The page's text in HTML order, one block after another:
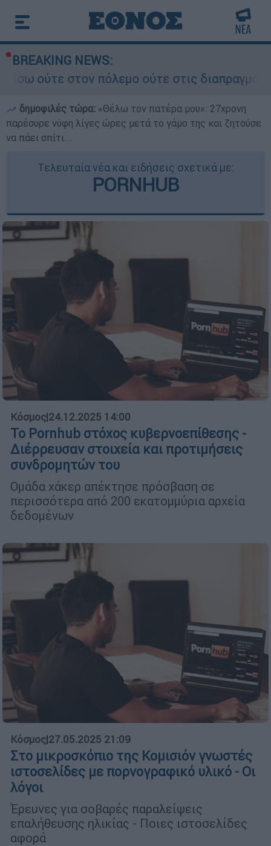
BREAKING NEWS:
πόλεμο ούτε στις διαπραγματεύσεις» - Οι
δημοφιλές τώρα: «Θέλω τον πατέρα μου»: 27χρονη
παρέσυρε νύφη λίγες ώρες μετά το γάμο της και ζητούσε
να πάει σπίτι...
Τελευταία νέα και ειδήσεις σχετικά με:
PORNHUB
Κόσμος|24.12.2025 14:00
To Pornhub στόχος κυβερνοεπίθεσης -
Διέρρευσαν στοιχεία και προτιμήσεις
συνδρομητών του
Ομάδα χάκερ απέκτησε πρόσβαση σε
περισσότερα από 200 εκατομμύρια αρχεία
δεδομένων
Κόσμος|27.05.2025 21:09
Στο μικροσκόπιο της Κομισιόν γνωστές
ιστοσελίδες με πορνογραφικό υλικό - Οι
λόγοι
Έρευνες για σοβαρές παραλείψεις
επαλήθευσης ηλικίας - Ποιες ιστοσελίδες
αφορά